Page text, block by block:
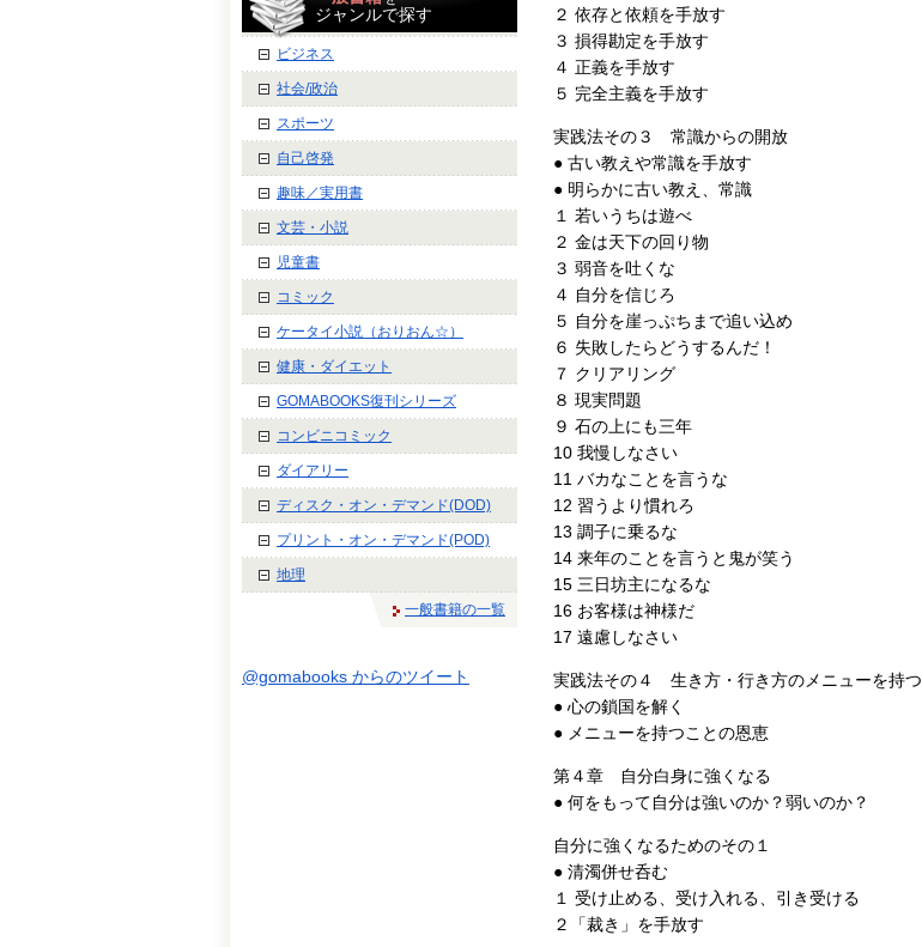
２ 依存と依頼を手放す
３ 損得勘定を手放す
４ 正義を手放す
５ 完全主義を手放す
実践法その３ 常識からの開放
● 古い教えや常識を手放す
● 明らかに古い教え、常識
１ 若いうちは遊べ
２ 金は天下の回り物
３ 弱音を吐くな
４ 自分を信じろ
５ 自分を崖っぷちまで追い込め
６ 失敗したらどうするんだ！
７ クリアリング
８ 現実問題
９ 石の上にも三年
10 我慢しなさい
11 バカなことを言うな
12 習うより慣れろ
13 調子に乗るな
14 来年のことを言うと鬼が笑う
15 三日坊主になるな
16 お客様は神様だ
17 遠慮しなさい
実践法その４ 生き方・行き方のメニューを持つ
● 心の鎖国を解く
● メニューを持つことの恩恵
第４章 自分白身に強くなる
● 何をもって自分は強いのか？弱いのか？
自分に強くなるためのその１
● 清濁併せ呑む
１ 受け止める、受け入れる、引き受ける
２「裁き」を手放す
ジャンルで探す
ビジネス
社会/政治
スポーツ
自己啓発
趣味／実用書
文芸・小説
児童書
コミック
ケータイ小説（おりおん☆）
健康・ダイエット
GOMABOOKS復刊シリーズ
コンビニコミック
ダイアリー
ディスク・オン・デマンド(DOD)
プリント・オン・デマンド(POD)
地理
一般書籍の一覧
@gomabooks からのツイート